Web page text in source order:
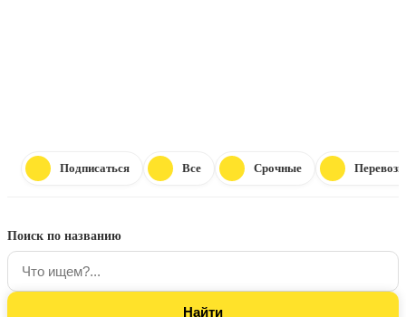
Подписаться Все Срочные
Поиск по названию